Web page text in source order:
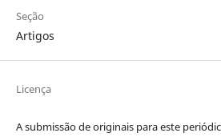
Seção
Artigos
Licença
A submissão de originais para este